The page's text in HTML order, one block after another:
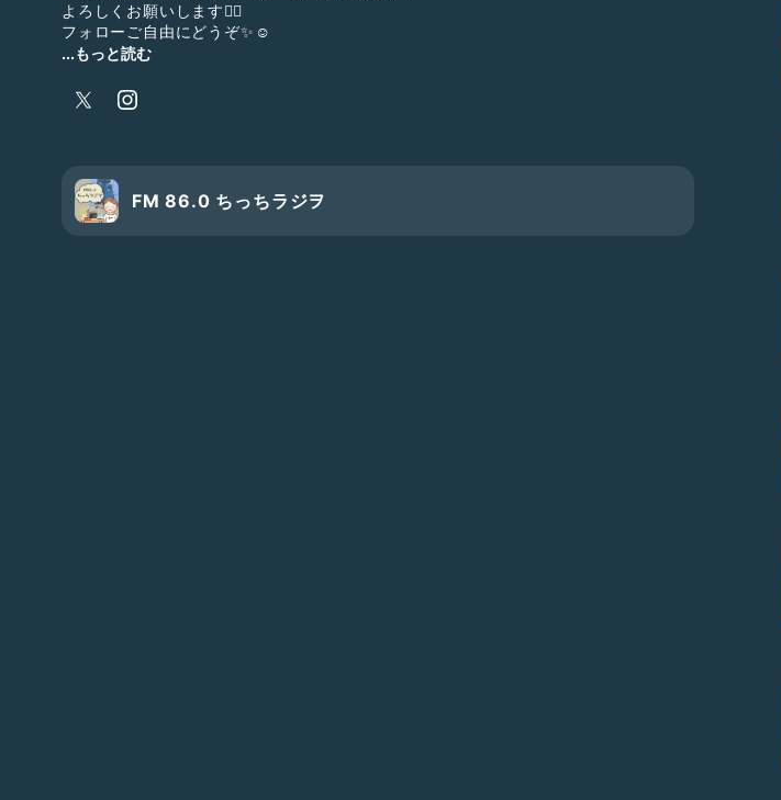
よろしくお願いします🙇‍♀️
フォローご自由にどうぞ✨☺️
大学生時代、地方のラジオパーソナリティをしていたことから、ラジオトークに登
【趣味】
ギター、歌うこと、海外ドラマ・洋楽鑑賞、料理
...もっと読む
FM 86.0 ちっちラジヲ